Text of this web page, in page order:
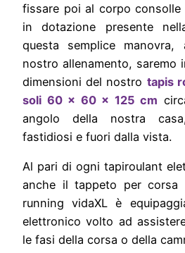
fissare poi al corpo
in dotazione presente
questa semplice
nostro allenamento, saremo
dimensioni del nostro tapis
soli 60 x 60 x 125 cm
angolo della nostra
fastidiosi e fuori dalla vista.
Al pari di ogni tapiroulant
anche il tappeto per corsa
running vidaXL è
elettronico volto ad
le fasi della corsa o della